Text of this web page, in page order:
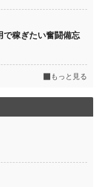
で稼ぎたい奮闘備忘
もっと見る